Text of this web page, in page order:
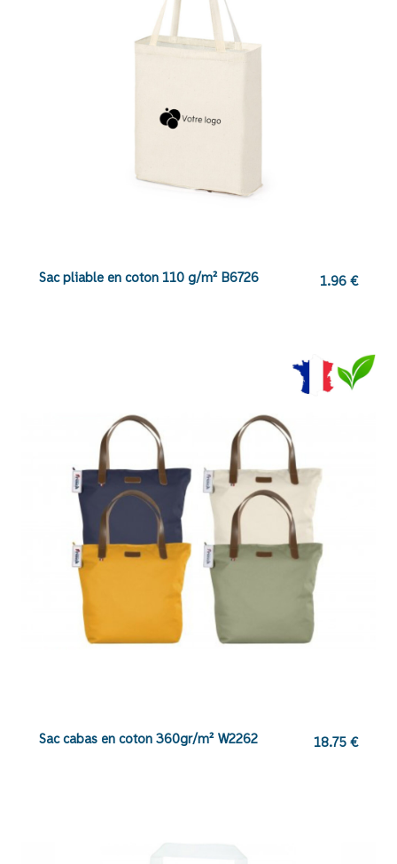
Sac pliable en coton 110 g/m² B6726 1.96 €
Sac cabas en coton 360gr/m² W2262 18.75 €